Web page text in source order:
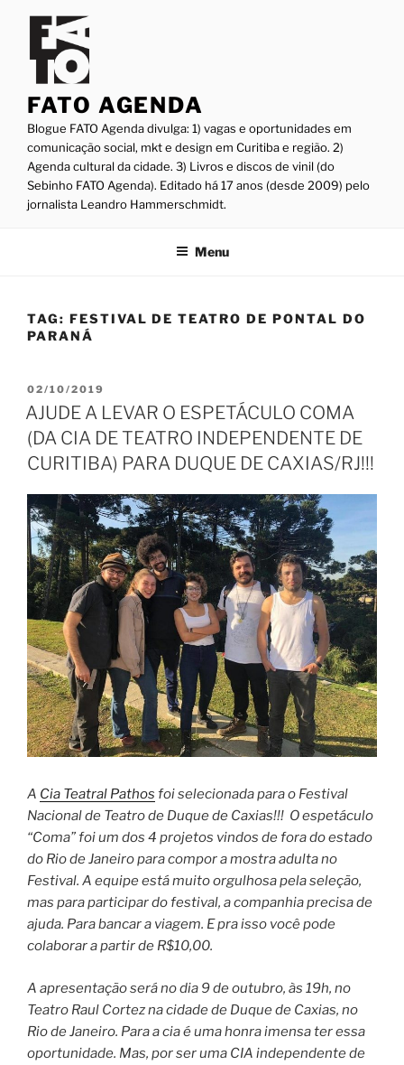
conteúdo
FATO AGENDA
Blogue FATO Agenda divulga: 1) vagas e oportunidades em
comunicação social, mkt e design em Curitiba e região. 2)
Agenda cultural da cidade. 3) Livros e discos de vinil (do
Sebinho FATO Agenda). Editado há 17 anos (desde 2009) pelo
jornalista Leandro Hammerschmidt.
Menu
TAG: FESTIVAL DE TEATRO DE PONTAL DO
PARANÁ
PUBLICADO
EM
02/10/2019
AJUDE A LEVAR O ESPETÁCULO COMA
(DA CIA DE TEATRO INDEPENDENTE DE
CURITIBA) PARA DUQUE DE CAXIAS/RJ!!!
A Cia Teatral Pathos foi selecionada para o Festival
Nacional de Teatro de Duque de Caxias!!! O espetáculo
“Coma” foi um dos 4 projetos vindos de fora do estado
do Rio de Janeiro para compor a mostra adulta no
Festival. A equipe está muito orgulhosa pela seleção,
mas para participar do festival, a companhia precisa de
ajuda. Para bancar a viagem. E pra isso você pode
colaborar a partir de R$10,00.
A apresentação será no dia 9 de outubro, às 19h, no
Teatro Raul Cortez na cidade de Duque de Caxias, no
Rio de Janeiro. Para a cia é uma honra imensa ter essa
oportunidade. Mas, por ser uma CIA independente de